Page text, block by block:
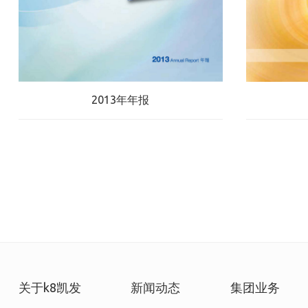
2013年年报
关于k8凯发 新闻动态 集团业务